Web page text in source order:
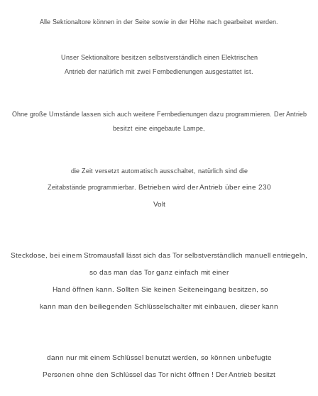
Alle Sektionaltore können in der Seite sowie in der Höhe nach gearbeitet werden.
Unser Sektionaltore besitzen selbstverständlich einen Elektrischen
Antrieb der natürlich mit zwei Fernbedienungen ausgestattet ist.
Ohne große Umstände lassen sich auch weitere Fernbedienungen dazu programmieren. Der Antrieb
besitzt eine eingebaute Lampe,
die Zeit versetztautomatisch ausschaltet, natürlich sind die
Zeitabstände programmierbar. Betrieben wird der Antrieb über eine 230
Volt
Steckdose, bei einem Stromausfall lässt sich das Tor selbstverständlich manuell entriegeln,
so das man das Tor ganz einfach mit einer
Hand öffnen kann. Sollten Sie keinen Seiteneingang besitzen, so
kann man den beiliegenden Schlüsselschalter mit einbauen, dieser kann
dann nur mit einem Schlüssel benutzt werden, so können unbefugte
Personen ohne den Schlüssel das Tor nicht öffnen ! Der Antrieb besitzt